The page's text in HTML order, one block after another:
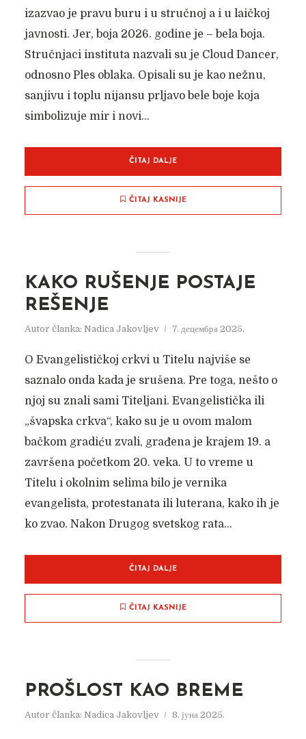
izazvao je pravu buru i u stručnoj a i u laičkoj
javnosti. Jer, boja 2026. godine je – bela boja.
Stručnjaci instituta nazvali su je Cloud Dancer,
odnosno Ples oblaka. Opisali su je kao nežnu,
sanjivu i toplu nijansu prljavo bele boje koja
simbolizuje mir i novi...
ČITAJ DALJE
ČITAJ KASNIJE
KAKO RUŠENJE POSTAJE
REŠENJE
Autor članka: Nadica Jakovljev 7. децембра 2025.
O Evangelističkoj crkvi u Titelu najviše se
saznalo onda kada je srušena. Pre toga, nešto o
njoj su znali sami Titeljani. Evangelistička ili
„švapska crkva“, kako su je u ovom malom
bačkom gradiću zvali, građena je krajem 19. a
završena početkom 20. veka. U to vreme u
Titelu i okolnim selima bilo je vernika
evangelista, protestanata ili luterana, kako ih je
ko zvao. Nakon Drugog svetskog rata...
ČITAJ DALJE
ČITAJ KASNIJE
PROŠLOST KAO BREME
Autor članka: Nadica Jakovljev 8. јуна 2025.